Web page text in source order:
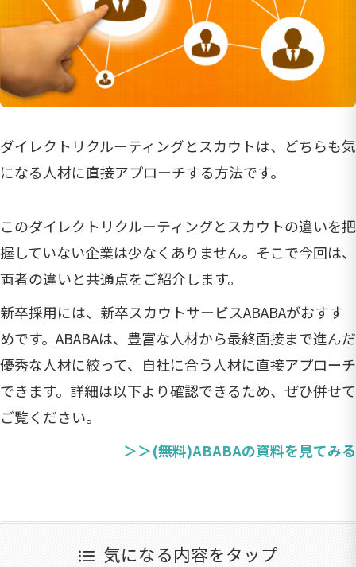
ダイレクトリクルーティングとスカウトは、どちらも気
になる人材に直接アプローチする方法です。
このダイレクトリクルーティングとスカウトの違いを把
握していない企業は少なくありません。そこで今回は、
両者の違いと共通点をご紹介します。
新卒採用には、新卒スカウトサービスABABAがおすす
めです。ABABAは、豊富な人材から最終面接まで進んだ
優秀な人材に絞って、自社に合う人材に直接アプローチ
できます。詳細は以下より確認できるため、ぜひ併せて
ご覧ください。
＞＞(無料)ABABAの資料を見てみる
気になる内容をタップ